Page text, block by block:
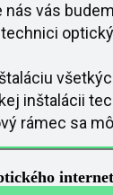
nás vás
inštalácii
rámec sa